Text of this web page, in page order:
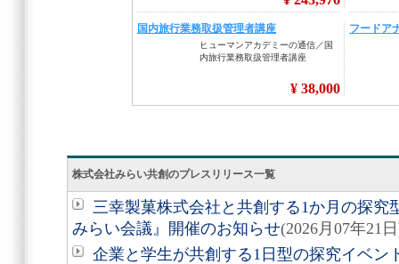
株式会社みらい共創のプレスリリース一覧
三幸製菓株式会社と共創する1か月の探
みらい会議』開催のお知らせ(2026月07年21
企業と学生が共創する1日型の探究イベン